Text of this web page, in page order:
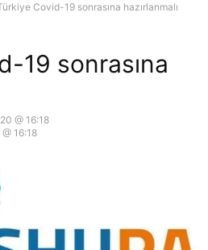
Covid-19 sonrasına hazırlanmalı
19 sonrasına
@ 16:18
16:18